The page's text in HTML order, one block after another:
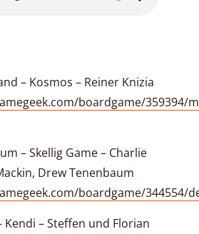
– Kosmos – Reiner Knizia
boardgame/359394/
– Skellig Game – Charlie
Drew Tenenbaum
boardgame/344554/
Kendi – Steffen und Florian